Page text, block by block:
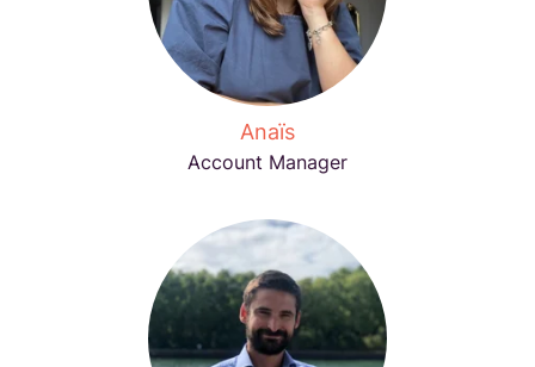
Anaïs
Account Manager